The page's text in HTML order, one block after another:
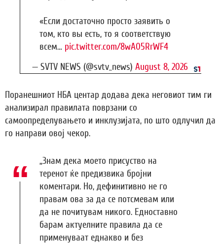
«Если достаточно просто заявить о
том, кто вы есть, то я соответствую
всем… pic.twitter.com/8wA05RrWF4
— SVTV NEWS (@svtv_news) August 8, 2026
Поранешниот НБА центар додава дека неговиот тим ги
анализирал правилата поврзани со
самоопределувањето и инклузијата, по што одлучил да
го направи овој чекор.
„Знам дека моето присуство на
теренот ќе предизвика бројни
коментари. Но, дефинитивно не го
правам ова за да се потсмевам или
да не почитувам никого. Едноставно
барам актуелните правила да се
применуваат еднакво и без